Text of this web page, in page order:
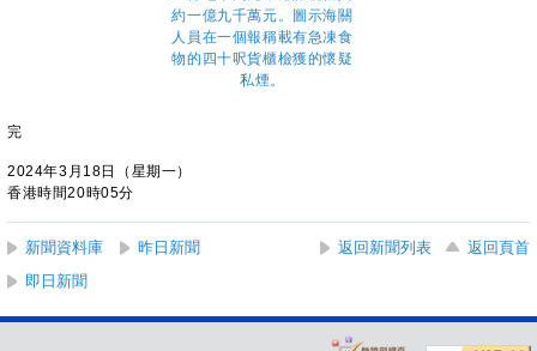
完
2024年3月18日（星期一）
香港時間20時05分
新聞資料庫 昨日新聞 返回新聞列表
返回頁首
即日新聞